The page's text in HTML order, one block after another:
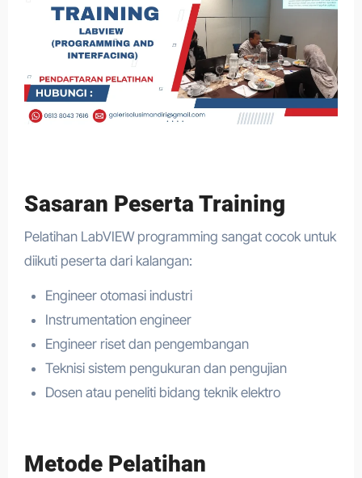
Sasaran Peserta Training
Pelatihan LabVIEW programming sangat cocok untuk
diikuti peserta dari kalangan:
Engineer otomasi industri
Instrumentation engineer
Engineer riset dan pengembangan
Teknisi sistem pengukuran dan pengujian
Dosen atau peneliti bidang teknik elektro
Metode Pelatihan